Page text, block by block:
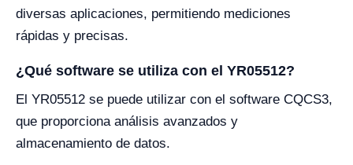
diversas aplicaciones, permitiendo mediciones
rápidas y precisas.
¿Qué software se utiliza con el YR05512?
El YR05512 se puede utilizar con el software CQCS3,
que proporciona análisis avanzados y
almacenamiento de datos.